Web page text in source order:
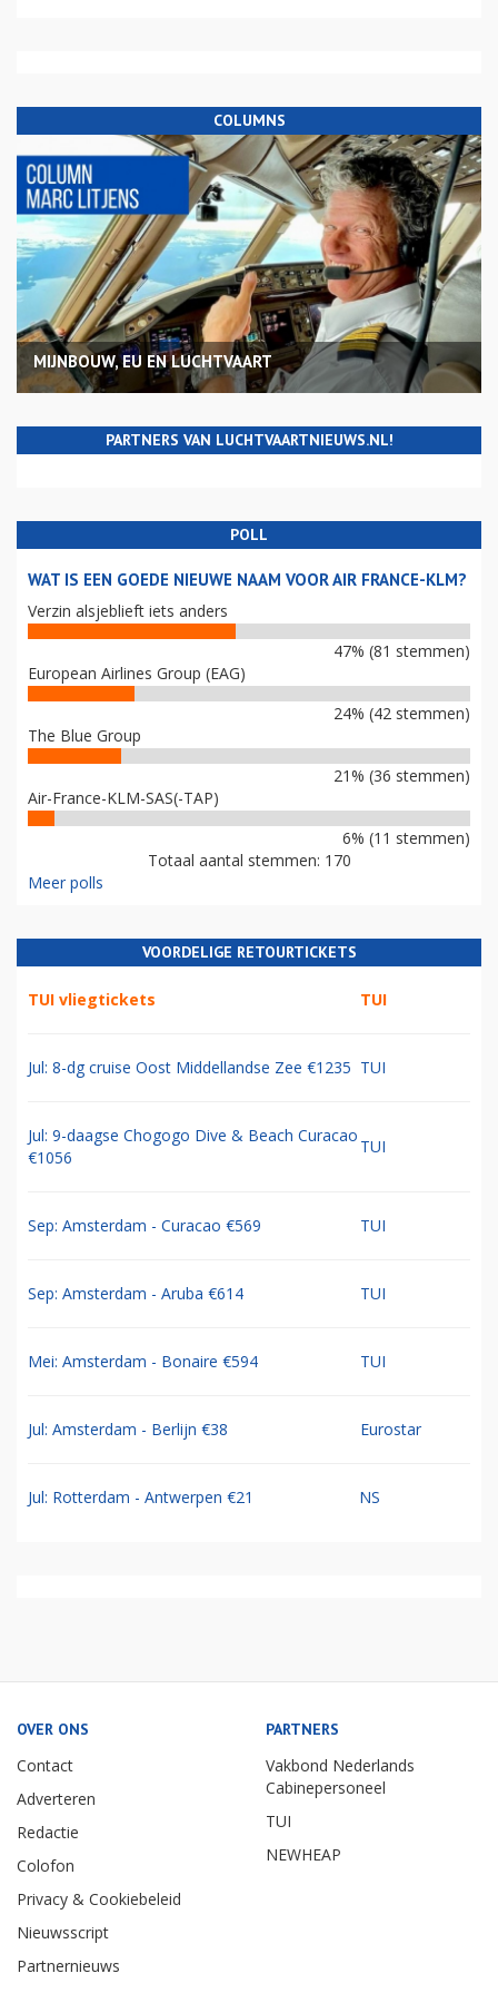
COLUMNS
MIJNBOUW, EU EN LUCHTVAART
PARTNERS VAN LUCHTVAARTNIEUWS.NL!
POLL
WAT IS EEN GOEDE NIEUWE NAAM VOOR AIR FRANCE-KLM?
Verzin alsjeblieft iets anders
47% (81 stemmen)
European Airlines Group (EAG)
24% (42 stemmen)
The Blue Group
21% (36 stemmen)
Air-France-KLM-SAS(-TAP)
6% (11 stemmen)
Totaal aantal stemmen: 170
Meer polls
VOORDELIGE RETOURTICKETS
TUI vliegtickets TUI
Jul: 8-dg cruise Oost Middellandse Zee €1235 TUI
Jul: 9-daagse Chogogo Dive & Beach Curacao
€1056
TUI
Sep: Amsterdam - Curacao €569 TUI
Sep: Amsterdam - Aruba €614 TUI
Mei: Amsterdam - Bonaire €594 TUI
Jul: Amsterdam - Berlijn €38 Eurostar
Jul: Rotterdam - Antwerpen €21 NS
OVER ONS
Contact
Adverteren
Redactie
Colofon
Privacy & Cookiebeleid
Nieuwsscript
Partnernieuws
PARTNERS
Vakbond Nederlands
Cabinepersoneel
TUI
NEWHEAP